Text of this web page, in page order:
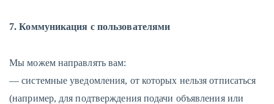
7. Коммуникация с пользователями
Мы можем направлять вам:
— системные уведомления, от которых нельзя отписаться
(например, для подтверждения подачи объявления или